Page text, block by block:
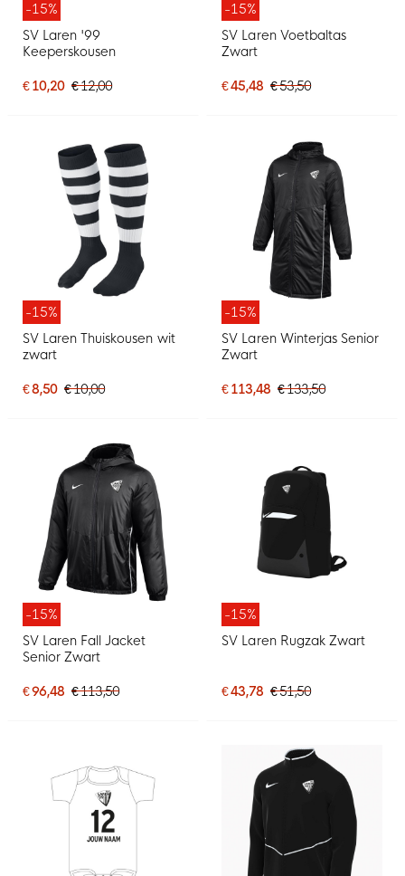
-15%
SV Laren '99
Keeperskousen
€ 10,20 € 12,00
-15%
SV Laren Voetbaltas
Zwart
€ 45,48 € 53,50
-15%
SV Laren Thuiskousen wit
zwart
€ 8,50 € 10,00
-15%
SV Laren Winterjas Senior
Zwart
€ 113,48 € 133,50
-15%
SV Laren Fall Jacket
Senior Zwart
€ 96,48 € 113,50
-15%
SV Laren Rugzak Zwart
€ 43,78 € 51,50